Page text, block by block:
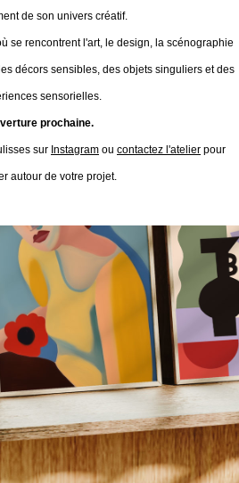
de son univers créatif.
se rencontrent l'art, le design, la scénographie
décors sensibles, des objets singuliers et des
sensorielles.
prochaine.
sur Instagram ou contactez l'atelier pour
autour de votre projet.